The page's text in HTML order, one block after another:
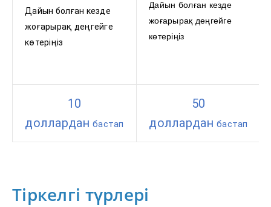
Дайын болған кезде
жоғарырақ деңгейге
көтеріңіз
Дайын болған кезде
жоғарырақ деңгейге
көтеріңіз
10
доллардан бастап
50
доллардан бастап
Тіркелгі түрлері